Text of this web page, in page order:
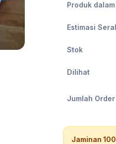
Produk
Estimasi
Stok
Dilihat
Jumlah Order
Jaminan